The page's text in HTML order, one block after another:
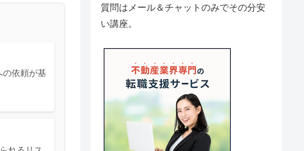
の依頼が基
質問はメール＆チャットのみでその分安
い講座。